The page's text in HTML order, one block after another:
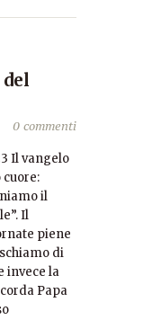
0 commenti
Il vangelo
il
Il
piene
di
invece la
Papa